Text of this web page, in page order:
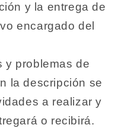
y la entrega de
encargado del
y problemas de
la descripción se
a realizar y
o recibirá.